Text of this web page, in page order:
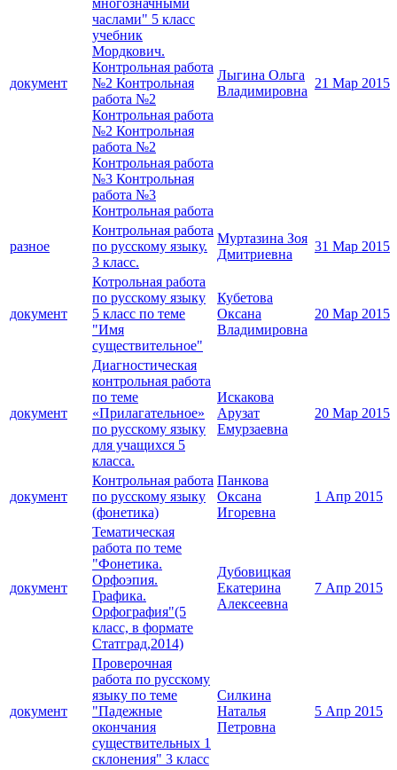
документ
многозначными
часлами" 5 класс
учебник
Мордкович.
Контрольная работа
№2 Контрольная
работа №2
Контрольная работа
№2 Контрольная
работа №2
Контрольная работа
№3 Контрольная
работа №3
Контрольная работа
Лыгина Ольга
Владимировна
21 Мар 2015
разное
Контрольная работа
по русскому языку.
3 класс.
Муртазина Зоя
Дмитриевна
31 Мар 2015
документ
Котрольная работа
по русскому языку
5 класс по теме
"Имя
существительное"
Кубетова
Оксана
Владимировна
20 Мар 2015
документ
Диагностическая
контрольная работа
по теме
«Прилагательное»
по русскому языку
для учащихся 5
класса.
Искакова
Арузат
Емурзаевна
20 Мар 2015
документ
Контрольная работа
по русскому языку
(фонетика)
Панкова
Оксана
Игоревна
1 Апр 2015
документ
Тематическая
работа по теме
"Фонетика.
Орфоэпия.
Графика.
Орфография"(5
класс, в формате
Статград,2014)
Дубовицкая
Екатерина
Алексеевна
7 Апр 2015
документ
Проверочная
работа по русскому
языку по теме
"Падежные
окончания
существительных 1
склонения" 3 класс
Силкина
Наталья
Петровна
5 Апр 2015